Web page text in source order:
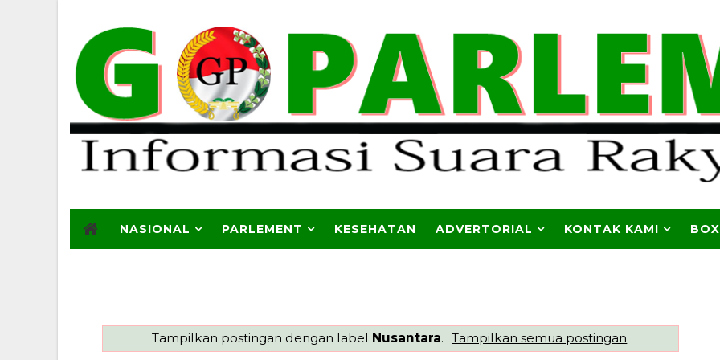
NASIONAL PARLEMENT KESEHATAN ADVERTORIAL KONTAK KAMI
Tampilkan postingan dengan label Nusantara. Tampilkan semua postingan